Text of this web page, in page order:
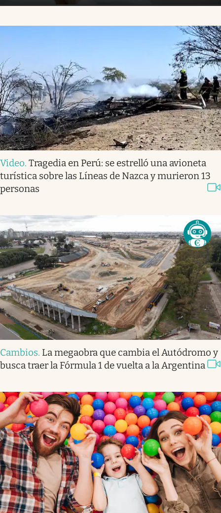
Video. Tragedia en Perú: se estrelló una avioneta
turística sobre las Líneas de Nazca y murieron 13
personas
Cambios. La megaobra que cambia el Autódromo y
busca traer la Fórmula 1 de vuelta a la Argentina